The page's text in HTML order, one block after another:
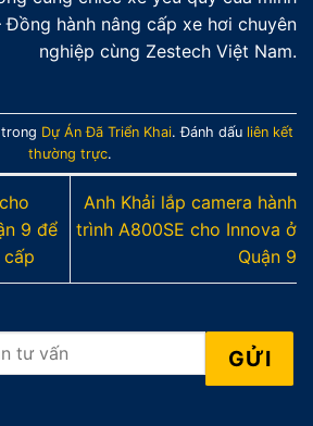
Đồng hành nâng cấp xe hơi chuyên
nghiệp cùng Zestech Việt Nam.
Dự Án Đã Triển Khai. Đánh dấu liên kết
thường trực.
9 để
Anh Khải lắp camera hành
trình A800SE cho Innova ở
Quận 9